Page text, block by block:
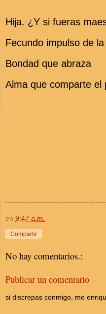
Hija. ¿Y si fueras
Fecundo impulso de la
Bondad que abraza
Alma que comparte el
en 9:47 a.m.
Compartir
No hay comentarios.:
Publicar un comentario
si discrepas conmigo, me